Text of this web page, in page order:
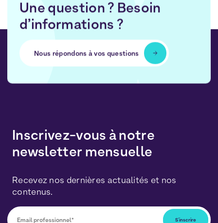
Une question ? Besoin
d’informations ?
Nous répondons à vos questions
Inscrivez-vous à notre
newsletter mensuelle
Recevez nos dernières actualités et nos
contenus.